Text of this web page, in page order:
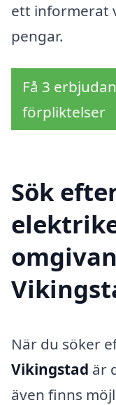
ett informerat
pengar.
Få 3
förpliktelser
Sök
När du söker
Vikingstad är
även finns